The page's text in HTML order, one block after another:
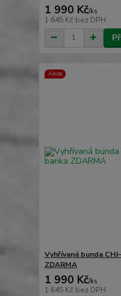
1 990 Kč/ks
1 645 Kč bez DPH
Akce
Vyhřívaná bunda
ZDARMA
1 990 Kč/ks
1 645 Kč bez DPH